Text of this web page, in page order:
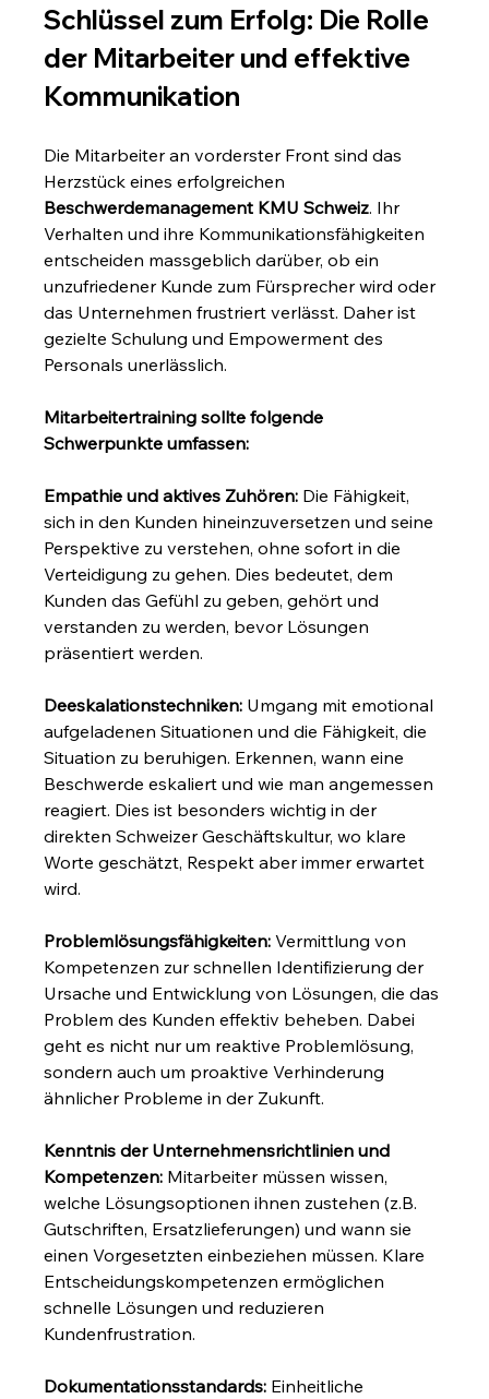
Schlüssel zum Erfolg: Die Rolle
der Mitarbeiter und effektive
Kommunikation
Die Mitarbeiter an vorderster Front sind das
Herzstück eines erfolgreichen
Beschwerdemanagement KMU Schweiz. Ihr
Verhalten und ihre Kommunikationsfähigkeiten
entscheiden massgeblich darüber, ob ein
unzufriedener Kunde zum Fürsprecher wird oder
das Unternehmen frustriert verlässt. Daher ist
gezielte Schulung und Empowerment des
Personals unerlässlich.
Mitarbeitertraining sollte folgende
Schwerpunkte umfassen:
Empathie und aktives Zuhören: Die Fähigkeit,
sich in den Kunden hineinzuversetzen und seine
Perspektive zu verstehen, ohne sofort in die
Verteidigung zu gehen. Dies bedeutet, dem
Kunden das Gefühl zu geben, gehört und
verstanden zu werden, bevor Lösungen
präsentiert werden.
Deeskalationstechniken: Umgang mit emotional
aufgeladenen Situationen und die Fähigkeit, die
Situation zu beruhigen. Erkennen, wann eine
Beschwerde eskaliert und wie man angemessen
reagiert. Dies ist besonders wichtig in der
direkten Schweizer Geschäftskultur, wo klare
Worte geschätzt, Respekt aber immer erwartet
wird.
Problemlösungsfähigkeiten: Vermittlung von
Kompetenzen zur schnellen Identifizierung der
Ursache und Entwicklung von Lösungen, die das
Problem des Kunden effektiv beheben. Dabei
geht es nicht nur um reaktive Problemlösung,
sondern auch um proaktive Verhinderung
ähnlicher Probleme in der Zukunft.
Kenntnis der Unternehmensrichtlinien und
Kompetenzen: Mitarbeiter müssen wissen,
welche Lösungsoptionen ihnen zustehen (z.B.
Gutschriften, Ersatzlieferungen) und wann sie
einen Vorgesetzten einbeziehen müssen. Klare
Entscheidungskompetenzen ermöglichen
schnelle Lösungen und reduzieren
Kundenfrustration.
Dokumentationsstandards: Einheitliche